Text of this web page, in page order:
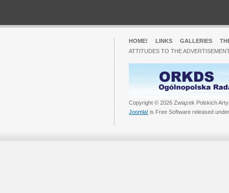
HOME! LINKS GALLERIES
ATTITUDES TO THE
Copyright © 2026 Związek Polskich
Joomla! is Free Software released